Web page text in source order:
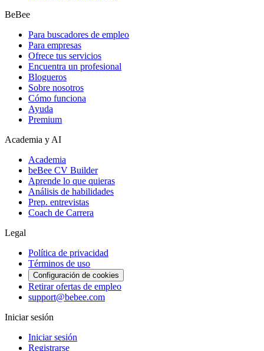
BeBee
Para buscadores de empleo
Para empresas
Ofrece tus servicios
Encuentra un profesional
Blogueros
Sobre nosotros
Cómo funciona
Ayuda
Premium
Academia y AI
Academia
beBee CV Builder
Aprende lo que quieras
Análisis de habilidades
Prep. entrevistas
Coach de Carrera
Legal
Política de privacidad
Términos de uso
Configuración de cookies
Retirar ofertas de empleo
support@bebee.com
Iniciar sesión
Iniciar sesión
Registrarse